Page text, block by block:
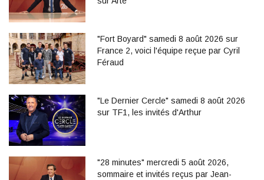
"Fort Boyard" samedi 8 août 2026 sur
France 2, voici l'équipe reçue par Cyril
Féraud
"Le Dernier Cercle" samedi 8 août 2026
sur TF1, les invités d'Arthur
"28 minutes" mercredi 5 août 2026,
sommaire et invités reçus par Jean-